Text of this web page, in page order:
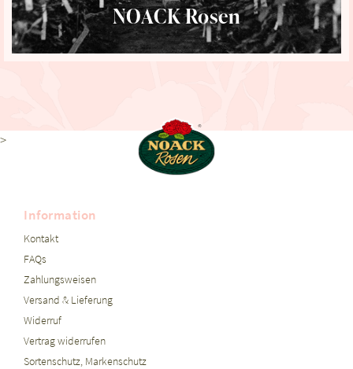
NOACK Rosen
>
Information
Kontakt
FAQs
Zahlungsweisen
Versand & Lieferung
Widerruf
Vertrag widerrufen
Sortenschutz, Markenschutz